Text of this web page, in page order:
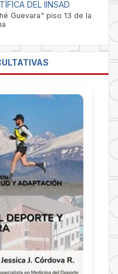
DEL IINSAD
Guevara" piso 13 de la